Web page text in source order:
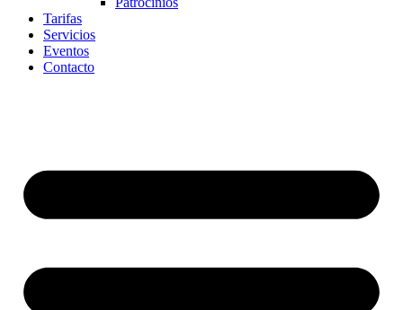
Tarifas
Servicios
Eventos
Contacto